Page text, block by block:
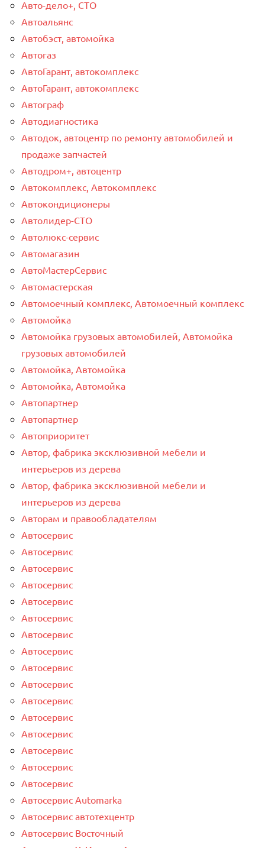
Авто-дело+, СТО
Автоальянс
Автобэст, автомойка
Автогаз
АвтоГарант, автокомплекс
АвтоГарант, автокомплекс
Автограф
Автодиагностика
Автодок, автоцентр по ремонту автомобилей и
продаже запчастей
Автодром+, автоцентр
Автокомплекс, Автокомплекс
Автокондиционеры
Автолидер-СТО
Автолюкс-сервис
Автомагазин
АвтоМастерСервис
Автомастерская
Автомоечный комплекс, Автомоечный комплекс
Автомойка
Автомойка грузовых автомобилей, Автомойка
грузовых автомобилей
Автомойка, Автомойка
Автомойка, Автомойка
Автопартнер
Автопартнер
Автоприоритет
Автор, фабрика эксклюзивной мебели и
интерьеров из дерева
Автор, фабрика эксклюзивной мебели и
интерьеров из дерева
Авторам и правообладателям
Автосервис
Автосервис
Автосервис
Автосервис
Автосервис
Автосервис
Автосервис
Автосервис
Автосервис
Автосервис
Автосервис
Автосервис
Автосервис
Автосервис
Автосервис
Автосервис
Автосервис Automarka
Автосервис автотехцентр
Автосервис Восточный